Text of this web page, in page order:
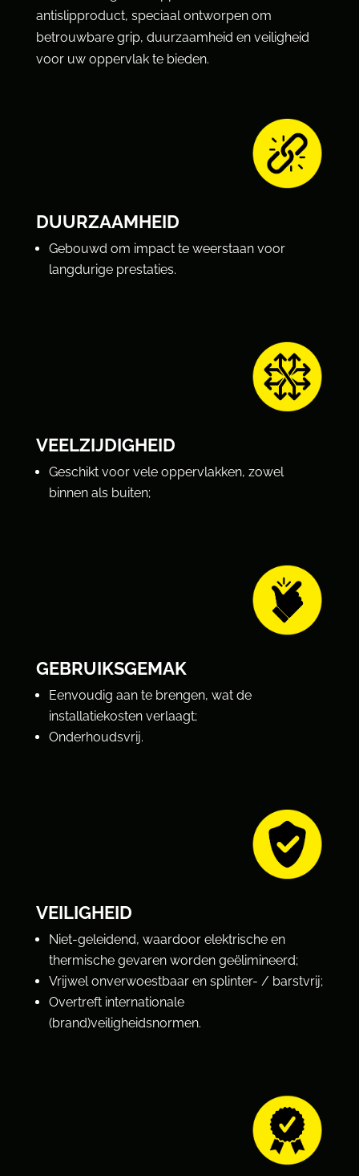
antislipproduct, speciaal ontworpen om
betrouwbare grip, duurzaamheid en veiligheid
voor uw oppervlak te bieden.
DUURZAAMHEID
Gebouwd om impact te weerstaan voor
langdurige prestaties.
VEELZIJDIGHEID
Geschikt voor vele oppervlakken, zowel
binnen als buiten;
GEBRUIKSGEMAK
Eenvoudig aan te brengen, wat de
installatiekosten verlaagt;
Onderhoudsvrij.
VEILIGHEID
Niet-geleidend, waardoor elektrische en
thermische gevaren worden geëlimineerd;
Vrijwel onverwoestbaar en splinter- / barstvrij;
Overtreft internationale
(brand)veiligheidsnormen.